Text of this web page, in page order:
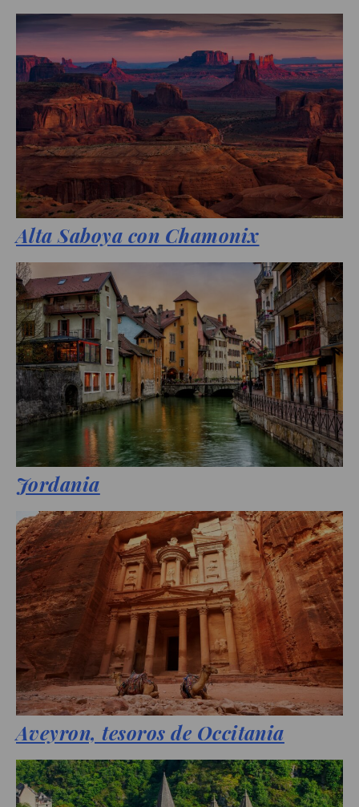
Alta Saboya con Chamonix
Jordania
Aveyron, tesoros de Occitania